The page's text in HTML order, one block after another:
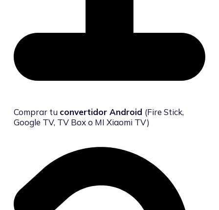
Comprar tu convertidor Android (Fire Stick,
Google TV, TV Box o MI Xiaomi TV)